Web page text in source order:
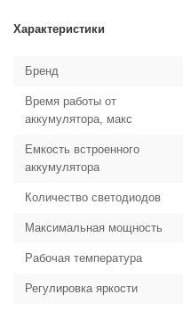
Характеристики
Бренд
Время работы от
аккумулятора, макс
Емкость встроенного
аккумулятора
Количество светодиодов
Максимальная мощность
Рабочая температура
Регулировка яркости